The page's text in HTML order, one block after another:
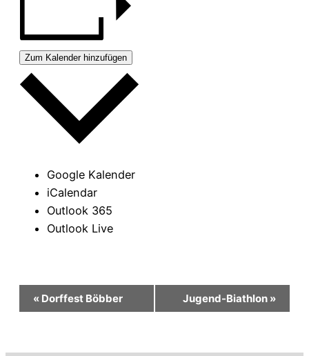
Zum Kalender hinzufügen
Google Kalender
iCalendar
Outlook 365
Outlook Live
Veranstaltung-
« Dorffest Böbber Jugend-Biathlon »